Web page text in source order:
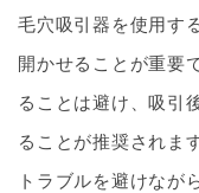
毛穴吸引器を使用す
開かせることが重要
ることは避け、吸引
ることが推奨されま
トラブルを避けなが